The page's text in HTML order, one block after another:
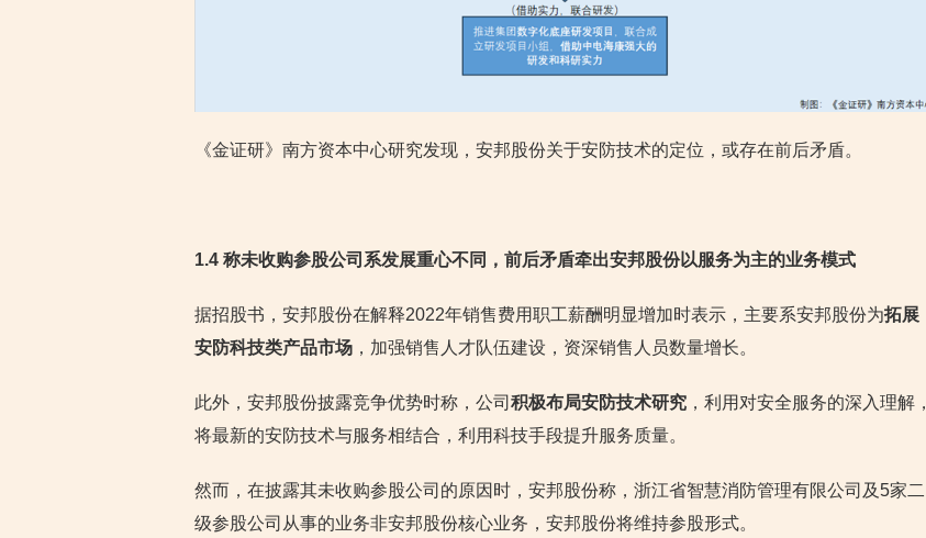
《金证研》南方资本中心研究发现，安邦股份关于安防技术的定位，或存在前后矛盾。
1.4 称未收购参股公司系发展重心不同，前后矛盾牵出安邦股份以服务为主的业务模式
据招股书，安邦股份在解释2022年销售费用职工薪酬明显增加时表示，主要系安邦股份为拓展
安防科技类产品市场 ，加强销售人才队伍建设，资深销售人员数量增长。
此外，安邦股份披露竞争优势时称，公司 积极布局安防技术研究 ，利用对安全服务的深入理解，
将最新的安防技术与服务相结合，利用科技手段提升服务质量。
然而，在披露其未收购参股公司的原因时，安邦股份称，浙江省智慧消防管理有限公司及5家二
级参股公司从事的业务非安邦股份核心业务，安邦股份将维持参股形式。